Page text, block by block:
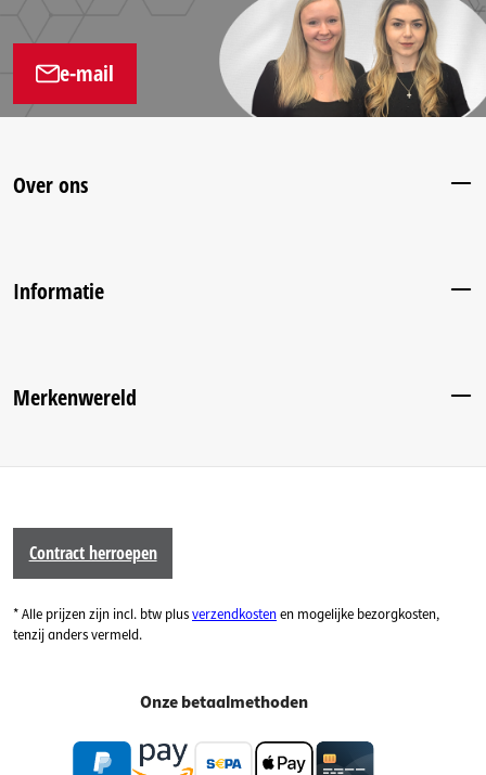
e-mail
Over ons
Informatie
Merkenwereld
Contract herroepen
* Alle prijzen zijn incl. btw plusverzendkostenen mogelijke bezorgkosten,
tenzij anders vermeld.
Onze betaalmethoden